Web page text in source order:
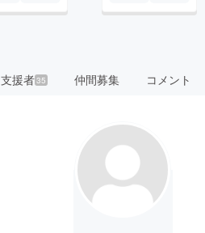
支援者35 仲間募集 コメント